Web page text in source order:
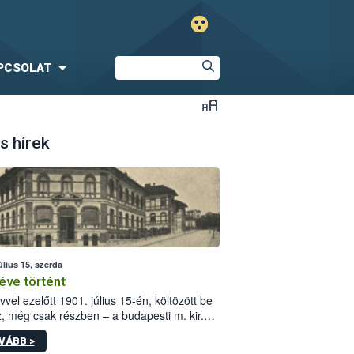
hírek
15, szerda
történt
ezelőtt 1901. július 15-én, költözött be
még csak részben – a budapesti m. kir.
állomás a Kis Rókus utca
alatti, Czigler Győző által tervezett új
>